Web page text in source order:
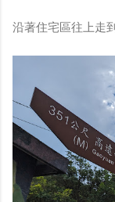
沿著住宅區往上走